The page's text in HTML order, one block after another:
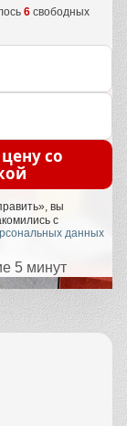
6свободных
со
вы
с
данных
5 минут